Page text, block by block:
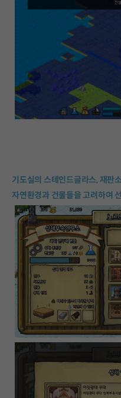
기도실의 스테인드글라스, 재판
자연환경과 건물들을 고려하여